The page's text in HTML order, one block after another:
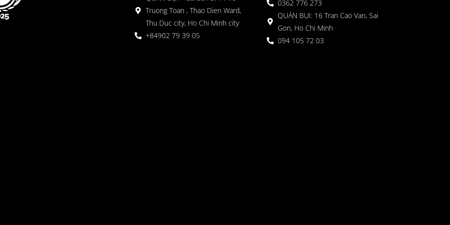
Truong Toan , Thao Dien Ward,
Thu Duc city, Ho Chi Minh city
+84902 79 39 05
0362 776 273
QUÁN BỤI: 16 Tran Cao Van, Sai
Gon, Ho Chi Minh
094 105 72 03